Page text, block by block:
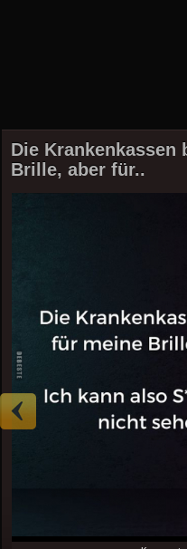
Die Krankenkassen
Brille, aber für..